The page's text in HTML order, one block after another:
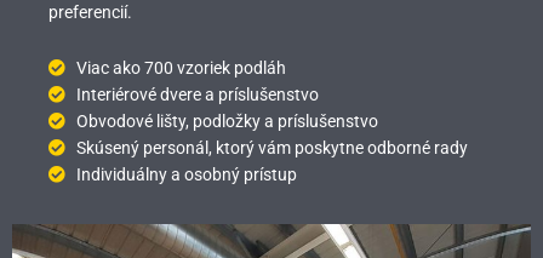
preferencií.
Viac ako 700 vzoriek podláh
Interiérové dvere a príslušenstvo
Obvodové lišty, podložky a príslušenstvo
Skúsený personál, ktorý vám poskytne odborné rady
Individuálny a osobný prístup